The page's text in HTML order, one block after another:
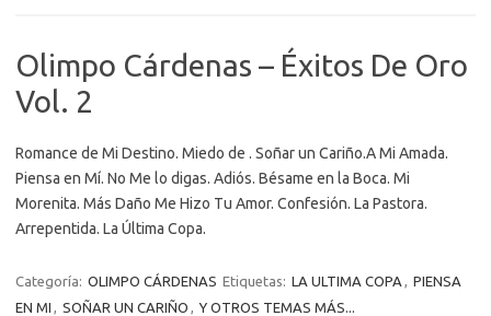
Olimpo Cárdenas – Éxitos De Oro
Vol. 2
Romance de Mi Destino. Miedo de . Soñar un Cariño.A Mi Amada.
Piensa en Mí. No Me lo digas. Adiós. Bésame en la Boca. Mi
Morenita. Más Daño Me Hizo Tu Amor. Confesión. La Pastora.
Arrepentida. La Última Copa.
Categoría: OLIMPO CÁRDENAS Etiquetas: LA ULTIMA COPA , PIENSA
EN MI , SOÑAR UN CARIÑO , Y OTROS TEMAS MÁS...